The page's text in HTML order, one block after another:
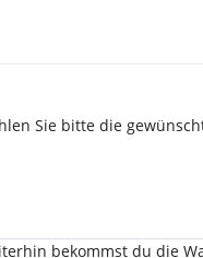
Sie bitte die
bekommst du die